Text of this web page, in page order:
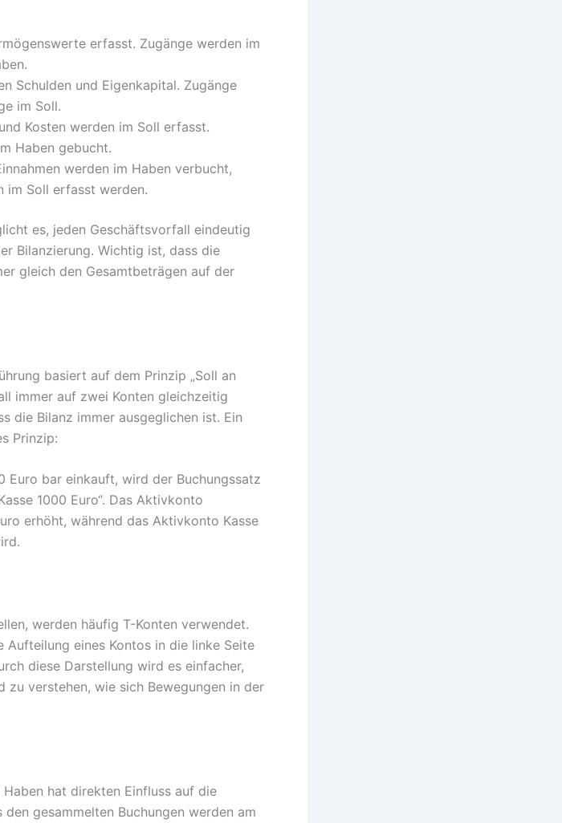
erfasst. Zugänge werden im
Schulden und Eigenkapital. Zugänge
im Soll.
Kosten werden im Soll erfasst.
Haben gebucht.
werden im Haben verbucht,
im Soll erfasst werden.
es, jeden Geschäftsvorfall eindeutig
Bilanzierung. Wichtig ist, dass die
gleich den Gesamtbeträgen auf der
basiert auf dem Prinzip „Soll an
immer auf zwei Konten gleichzeitig
die Bilanz immer ausgeglichen ist. Ein
Prinzip:
Euro bar einkauft, wird der Buchungssatz
1000 Euro“. Das Aktivkonto
erhöht, während das Aktivkonto Kasse
werden häufig T-Konten verwendet.
eines Kontos in die linke Seite
diese Darstellung wird es einfacher,
zu verstehen, wie sich Bewegungen in der
hat direkten Einfluss auf die
gesammelten Buchungen werden am